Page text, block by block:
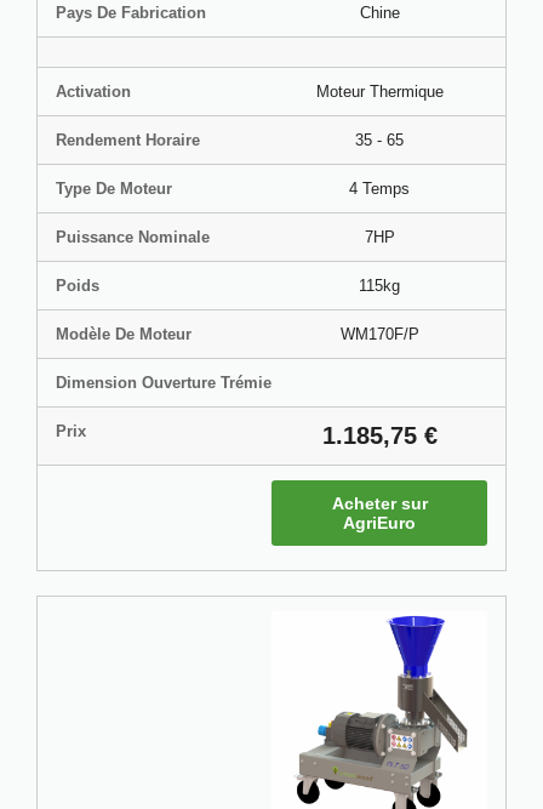
Pays De Fabrication Chine
Activation Moteur Thermique
Rendement Horaire 35 - 65
Type De Moteur 4 Temps
Puissance Nominale 7HP
Poids 115kg
Modèle De Moteur WM170F/P
Dimension Ouverture Trémie
Prix 1.185,75 €
Acheter sur
AgriEuro